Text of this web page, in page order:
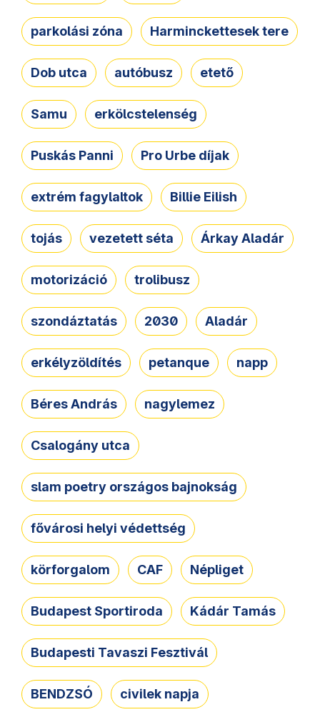
parkolási zóna Harminckettesek tere
Dob utca autóbusz etető
Samu erkölcstelenség
Puskás Panni Pro Urbe díjak
extrém fagylaltok Billie Eilish
tojás vezetett séta Árkay Aladár
motorizáció trolibusz
szondáztatás 2030 Aladár
erkélyzöldítés petanque napp
Béres András nagylemez
Csalogány utca
slam poetry országos bajnokság
fővárosi helyi védettség
körforgalom CAF Népliget
Budapest Sportiroda Kádár Tamás
Budapesti Tavaszi Fesztivál
BENDZSÓ civilek napja